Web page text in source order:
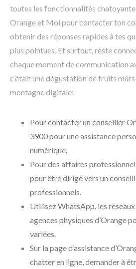
toutes les fonctionnalités
Orange et Moi pour contacter ton
obtenir des réponses rapides à tes
plus pointues. Et surtout, reste
chaque moment de communication
c’était une dégustation de fruits mûrs
montagne digitale!
Pour contacter un conseiller
3900 pour une assistance
numérique.
Pour des affaires
pour être dirigé vers un
professionnels.
Utilisez WhatsApp, les
agences physiques d’Orange
variées.
Sur la page d’assistance
chatter en ligne, demander à